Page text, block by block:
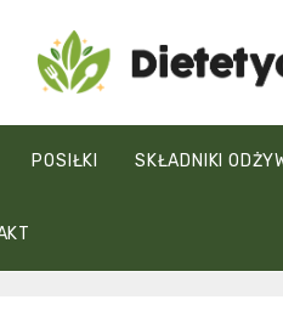
POSIŁKI SKŁADNIKI